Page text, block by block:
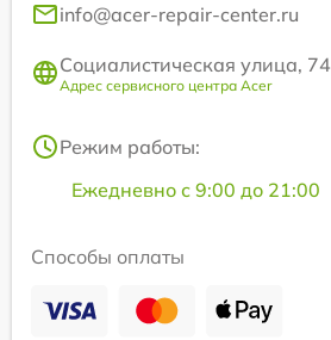
info@acer-repair-center.ru
Социалистическая улица, 74
Адрес сервисного центра Acer
Режим работы:
Ежедневно с 9:00 до 21:00
Способы оплаты